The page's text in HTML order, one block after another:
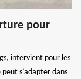
pour
intervient pour les
s’adapter dans